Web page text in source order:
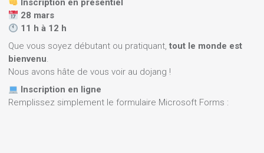
Inscription en présentiel
28 mars
11 h à 12 h
Que vous soyez débutant ou pratiquant, tout le monde est
bienvenu.
Nous avons hâte de vous voir au dojang !
Inscription en ligne
Remplissez simplement le formulaire Microsoft Forms :